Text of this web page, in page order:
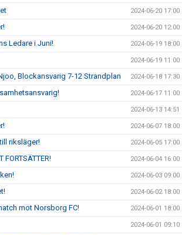
2024-06-20 17:00
2024-06-20 12:00
Ledare i Juni! 2024-06-19 18:00
2024-06-19 11:00
Blockansvarig 7-12 Strandplan 2024-06-18 17:30
2024-06-17 11:00
2024-06-13 14:51
2024-06-07 18:00
riksläger! 2024-06-05 17:00
FORTSÄTTER! 2024-06-04 16:00
2024-06-03 09:00
2024-06-02 18:00
mot Norsborg FC! 2024-06-01 18:00
2024-06-01 09:10